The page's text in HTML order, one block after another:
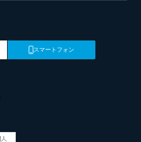
スマートフォン